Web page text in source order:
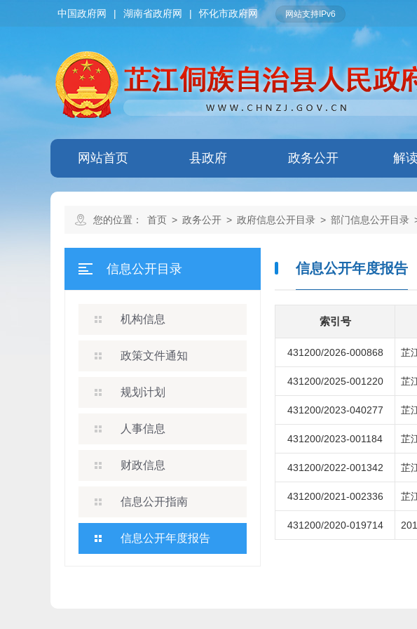
中国政府网 | 湖南省政府网 | 怀化市政府网 网站支持IPv6
网站首页 县政府 政务公开 解
您的位置： 首页 > 政务公开 > 政府信息公开目录 > 部门信息公开目录
信息公开目录
机构信息
政策文件通知
规划计划
人事信息
财政信息
信息公开指南
信息公开年度报告
信息公开年度报告
索引号
431200/2026-000868 芷
431200/2025-001220 芷
431200/2023-040277 芷
431200/2023-001184 芷
431200/2022-001342 芷
431200/2021-002336 芷
431200/2020-019714